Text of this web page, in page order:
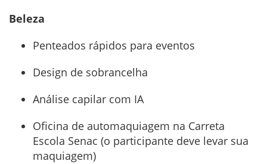
Beleza
Penteados rápidos para eventos
Design de sobrancelha
Análise capilar com IA
Oficina de automaquiagem na Carreta
Escola Senac (o participante deve levar sua
maquiagem)